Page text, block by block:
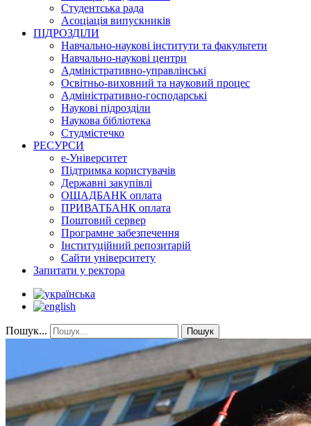
Студентська рада
Асоціація випускників
ПІДРОЗДІЛИ
Навчально-наукові інститути та факультети
Навчально-наукові центри
Адміністративно-управлінські
Освітньо-виховний та науковий процес
Адміністративно-господарські
Наукові підрозділи
Наукова бібліотека
Студмістечко
РЕСУРСИ
е-Університет
Підтримка користувачів
Державні закупівлі
ОЩАДБАНК оплата
ПРИВАТБАНК оплата
Поштовий сервер
Програмне забезпечення
Інституційний репозитарій
Сайти університету
Запитати у ректора
Пошук... Пошук